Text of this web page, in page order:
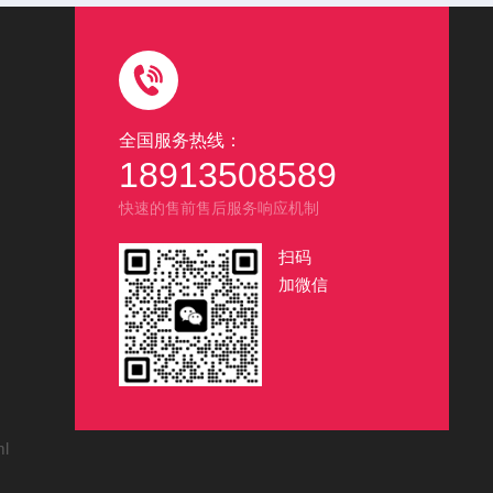
全国服务热线：
18913508589
快速的售前售后服务响应机制
扫码
加微信